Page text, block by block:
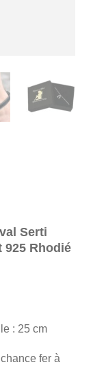
Serti
925 Rhodié
€.
: 25 cm
fer à